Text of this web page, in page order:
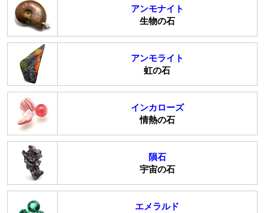
アンモナイト
生物の石
アンモライト
虹の石
インカローズ
情熱の石
隕石
宇宙の石
エメラルド